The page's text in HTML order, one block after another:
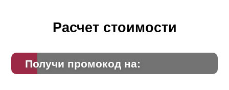
Расчет стоимости
Получи промокод на: